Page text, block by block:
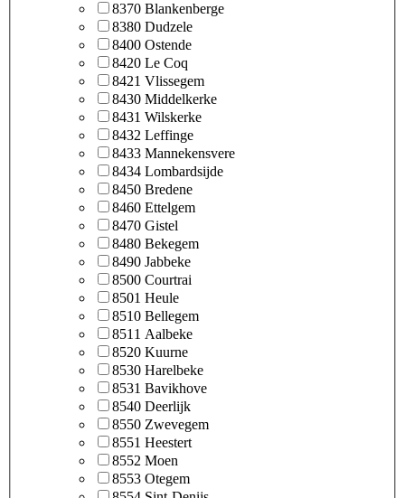
8370 Blankenberge
8380 Dudzele
8400 Ostende
8420 Le Coq
8421 Vlissegem
8430 Middelkerke
8431 Wilskerke
8432 Leffinge
8433 Mannekensvere
8434 Lombardsijde
8450 Bredene
8460 Ettelgem
8470 Gistel
8480 Bekegem
8490 Jabbeke
8500 Courtrai
8501 Heule
8510 Bellegem
8511 Aalbeke
8520 Kuurne
8530 Harelbeke
8531 Bavikhove
8540 Deerlijk
8550 Zwevegem
8551 Heestert
8552 Moen
8553 Otegem